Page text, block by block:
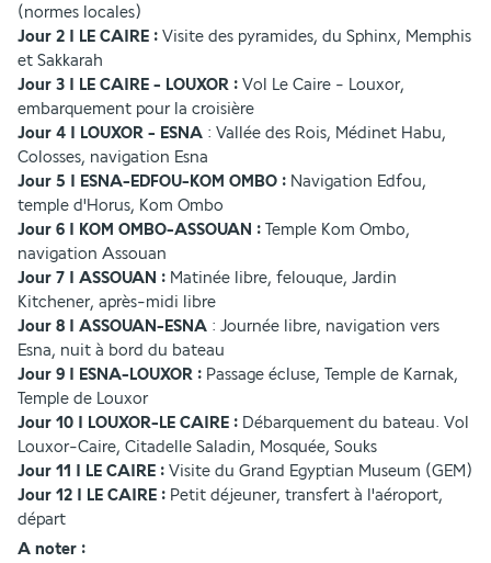
(normes locales)
Jour 2 I LE CAIRE : Visite des pyramides, du Sphinx, Memphis
et Sakkarah
Jour 3 I LE CAIRE - LOUXOR : Vol Le Caire - Louxor,
embarquement pour la croisière
Jour 4
I LOUXOR - ESNA : Vallée des Rois, Médinet Habu,
Colosses, navigation Esna
Jour 5 I ESNA-EDFOU-KOM OMBO : Navigation Edfou,
temple d'Horus, Kom Ombo
Jour 6 I KOM OMBO-ASSOUAN : Temple Kom Ombo,
navigation Assouan
Jour 7 I ASSOUAN : Matinée libre, felouque, Jardin
Kitchener, après-midi libre
Jour 8 I ASSOUAN-ESNA : Journée libre, navigation vers
Esna, nuit à bord du bateau
Jour 9 I ESNA-LOUXOR : Passage écluse, Temple de Karnak,
Temple de Louxor
Jour 10 I LOUXOR-LE CAIRE : Débarquement du bateau. Vol
Louxor-Caire, Citadelle Saladin, Mosquée, Souks
Jour 11 I LE CAIRE : Visite du Grand Egyptian Museum (GEM)
Jour 12 I LE CAIRE : Petit déjeuner, transfert à l'aéroport,
départ
A noter :